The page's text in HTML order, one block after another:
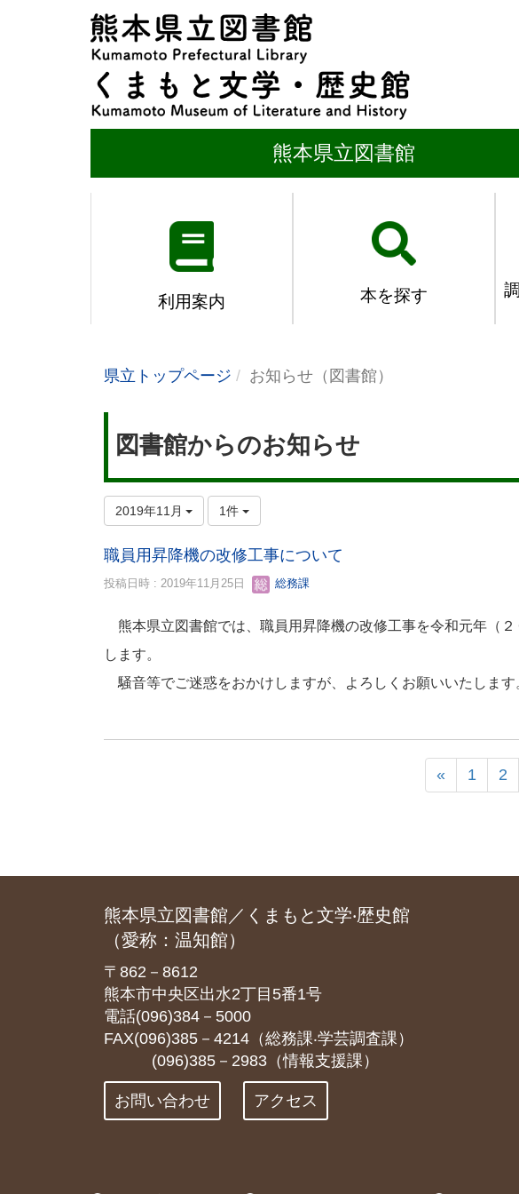
熊本県立図書館
利用案内 本を探す
県立トップページ お知らせ（図書館）
図書館からのお知らせ
2019年11月 1件
職員用昇降機の改修工事について
投稿日時 : 2019年11月25日 総務課
熊本県立図書館では、職員用昇降機の改修工事を令和元年（
します。
騒音等でご迷惑をおかけしますが、よろしくお願いいたします
« 1 2
熊本県立図書館／くまもと文学‧歴史館
（愛称：温知館）
〒862－8612
熊本市中央区出水2丁目5番1号
電話(096)384－5000
FAX(096)385－4214（総務課‧学芸調査課）
(096)385－2983（情報支援課）
お問い合わせ アクセス